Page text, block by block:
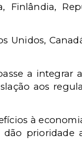
Finlândia,
Unidos,
a integrar
aos
à
prioridade